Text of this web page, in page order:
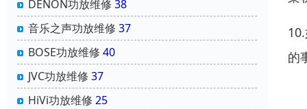
DENON功放维修 38
音乐之声功放维修 37
BOSE功放维修 40
JVC功放维修 37
HiVi功放维修 25
的